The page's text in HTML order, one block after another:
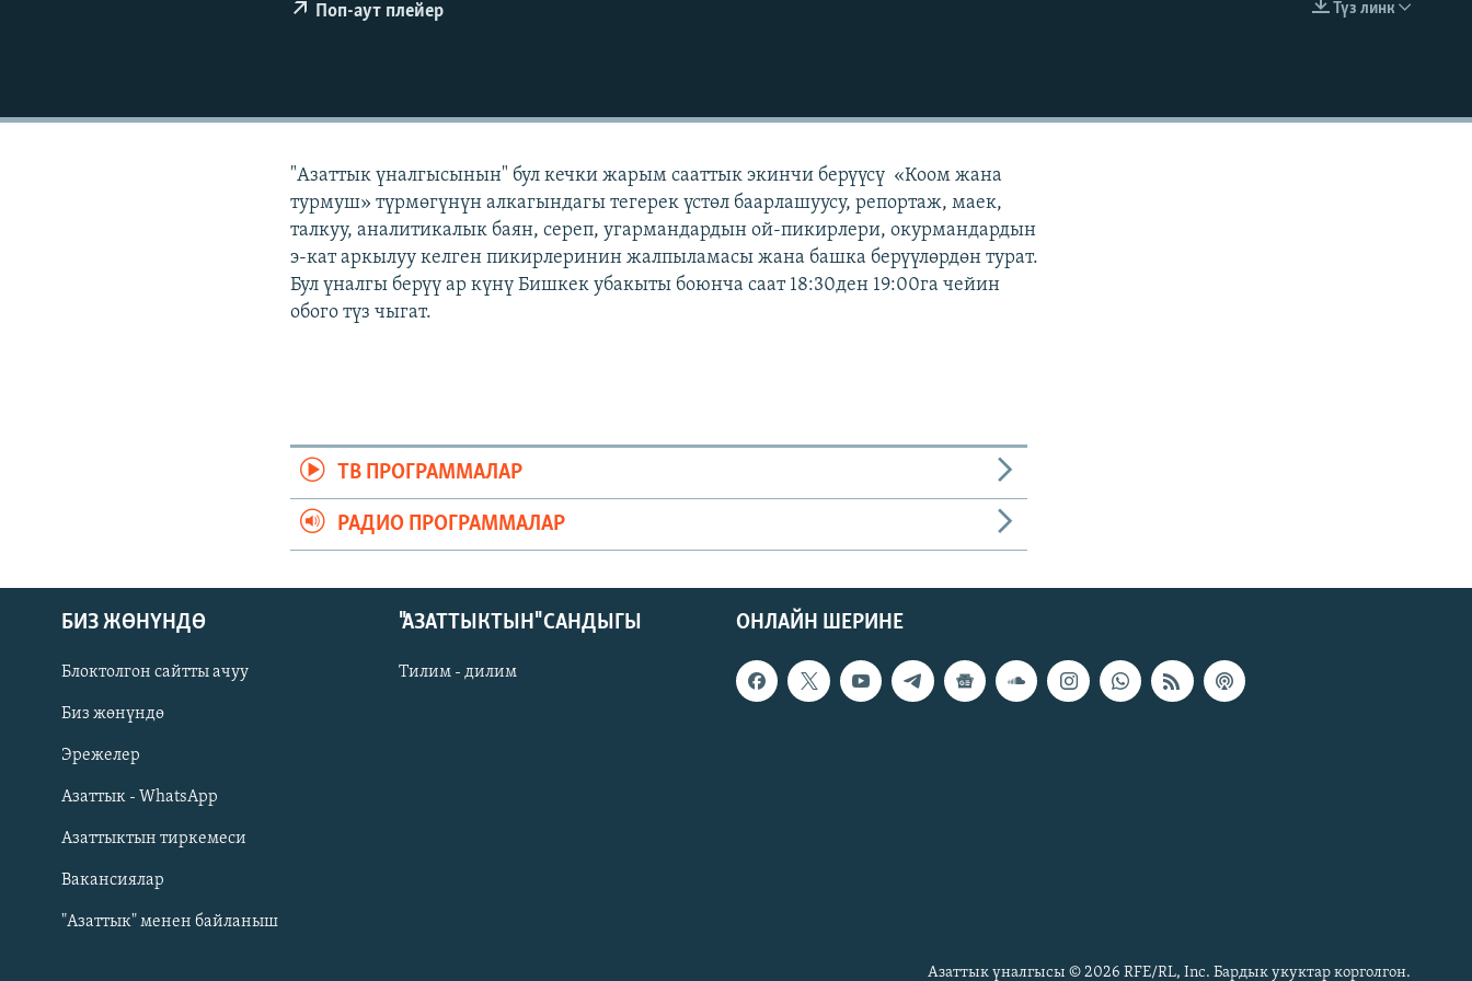
Русский
ОНЛАЙН ШЕРИНЕ
EMBED
Түз линк
Поп-аут плейер
"Азаттык үналгысынын" бул кечки жарым сааттык экинчи берүүсү «Коом жана
турмуш» түрмөгүнүн алкагындагы тегерек үстөл баарлашуусу, репортаж, маек,
талкуу, аналитикалык баян, сереп, угармандардын ой-пикирлери, окурмандардын
э-кат аркылуу келген пикирлеринин жалпыламасы жана башка берүүлөрдөн турат.
Бул үналгы берүү ар күнү Бишкек убакыты боюнча саат 18:30ден 19:00га чейин
обого түз чыгат.
ТВ ПРОГРАММАЛАР
РАДИО ПРОГРАММАЛАР
ОНЛАЙН ШЕРИНЕ
БИЗ ЖӨНҮНДӨ
Блоктолгон сайтты ачуу
Биз жөнүндө
Эрежелер
Азаттык - WhatsApp
Азаттыктын тиркемеси
Вакансиялар
"Азаттык" менен байланыш
"АЗАТТЫКТЫН" САНДЫГЫ
Тилим - дилим
Азаттык үналгысы © 2026 RFE/RL, Inc. Бардык укуктар корголгон.